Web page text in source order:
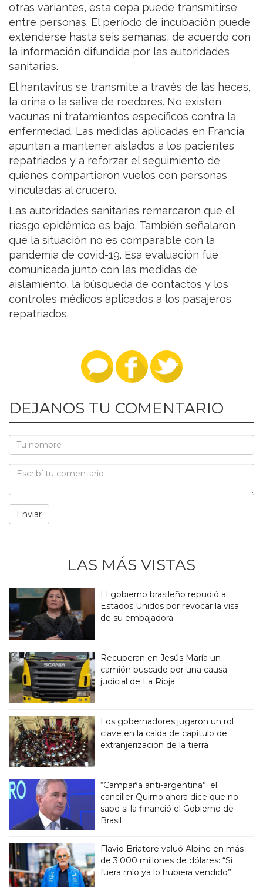
otras variantes, esta cepa puede transmitirse
entre personas. El período de incubación puede
extenderse hasta seis semanas, de acuerdo con
la información difundida por las autoridades
sanitarias.
El hantavirus se transmite a través de las heces,
la orina o la saliva de roedores. No existen
vacunas ni tratamientos específicos contra la
enfermedad. Las medidas aplicadas en Francia
apuntan a mantener aislados a los pacientes
repatriados y a reforzar el seguimiento de
quienes compartieron vuelos con personas
vinculadas al crucero.
Las autoridades sanitarias remarcaron que el
riesgo epidémico es bajo. También señalaron
que la situación no es comparable con la
pandemia de covid-19. Esa evaluación fue
comunicada junto con las medidas de
aislamiento, la búsqueda de contactos y los
controles médicos aplicados a los pasajeros
repatriados.
DEJANOS TU COMENTARIO
LAS MÁS VISTAS
El gobierno brasileño repudió a
Estados Unidos por revocar la visa
de su embajadora
Recuperan en Jesús María un
camión buscado por una causa
judicial de La Rioja
Los gobernadores jugaron un rol
clave en la caída de capítulo de
extranjerización de la tierra
“Campaña anti-argentina”: el
canciller Quirno ahora dice que no
sabe si la financió el Gobierno de
Brasil
Flavio Briatore valuó Alpine en más
de 3.000 millones de dólares: “Si
fuera mío ya lo hubiera vendido”